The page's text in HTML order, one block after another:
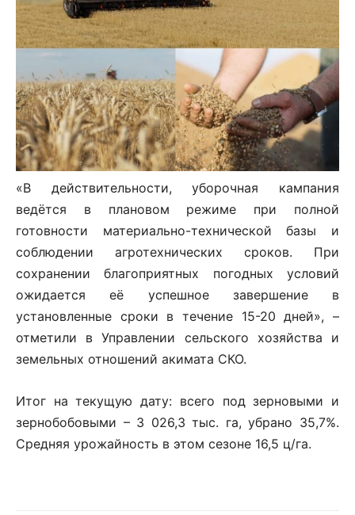
«В действительности, уборочная кампания
ведётся в плановом режиме при полной
готовности материально-технической базы и
соблюдении агротехнических сроков. При
сохранении благоприятных погодных условий
ожидается её успешное завершение в
установленные сроки в течение 15-20 дней», –
отметили в Управлении сельского хозяйства и
земельных отношений акимата СКО.
Итог на текущую дату: всего под зерновыми и
зернобобовыми – 3 026,3 тыс. га, убрано 35,7%.
Средняя урожайность в этом сезоне 16,5 ц/га.